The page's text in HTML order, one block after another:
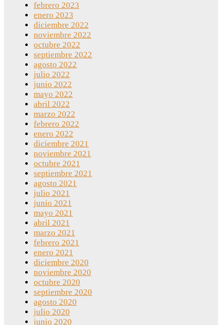
febrero 2023
enero 2023
diciembre 2022
noviembre 2022
octubre 2022
septiembre 2022
agosto 2022
julio 2022
junio 2022
mayo 2022
abril 2022
marzo 2022
febrero 2022
enero 2022
diciembre 2021
noviembre 2021
octubre 2021
septiembre 2021
agosto 2021
julio 2021
junio 2021
mayo 2021
abril 2021
marzo 2021
febrero 2021
enero 2021
diciembre 2020
noviembre 2020
octubre 2020
septiembre 2020
agosto 2020
julio 2020
junio 2020